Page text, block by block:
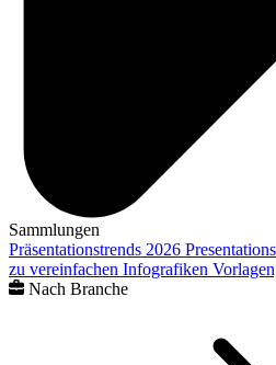
Sammlungen
Präsentationstrends 2026
zu vereinfachen Infografiken
Nach Branche